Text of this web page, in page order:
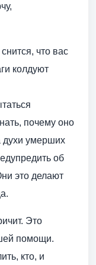
что вас
колдуют
почему оно
духи умерших
об
это делают
Это
помощи.
кто, и